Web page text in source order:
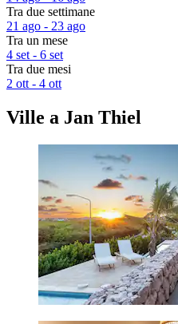
Tra due settimane
21 ago - 23 ago
Tra un mese
4 set - 6 set
Tra due mesi
2 ott - 4 ott
Ville a Jan Thiel